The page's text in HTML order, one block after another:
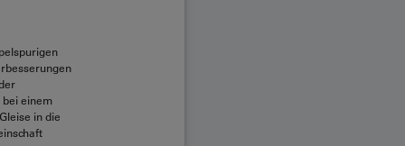
bei einem
in die